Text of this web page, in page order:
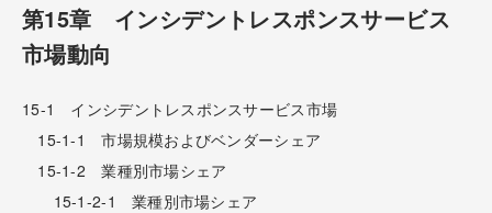
第15章 インシデントレスポンスサービス
市場動向
15-1 インシデントレスポンスサービス市場
15-1-1 市場規模およびベンダーシェア
15-1-2 業種別市場シェア
15-1-2-1 業種別市場シェア